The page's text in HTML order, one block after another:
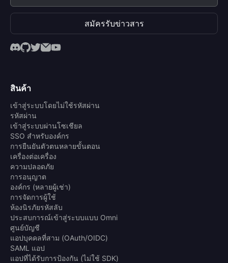
สมัครรับข่าวสาร
สินค้า
เข้าสู่ระบบโดยไม่ใช้รหัสผ่าน
รหัสผ่าน
เข้าสู่ระบบผ่านโซเชียล
SSO สำหรับองค์กร
การยืนยันตัวตนหลายขั้นตอน
เครื่องต่อเครื่อง
ความปลอดภัย
การอนุญาต
องค์กร (หลายผู้เช่า)
การจัดการผู้ใช้
ห้องนิรภัยรหัสลับ
ประสบการณ์เข้าสู่ระบบแบบ Omni
ศูนย์บัญชี
แอปบุคคลที่สาม (OAuth/OIDC)
SAML แอป
แอปที่ได้รับการป้องกัน (ไม่ใช้ SDK)